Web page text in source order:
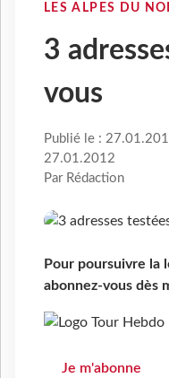
LES ALPES DU
3
vous
Publié le :
27.01.2012
Par Rédaction
Pour poursuivre la
abonnez-vous dès
Je m'abonne